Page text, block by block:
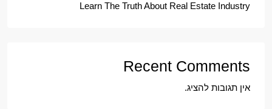
Learn The Truth About Real Estate Industry
Recent Comments
אין תגובות להציג.